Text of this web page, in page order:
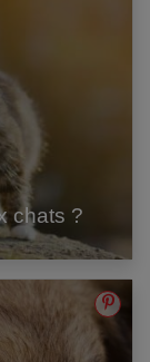
chats ?